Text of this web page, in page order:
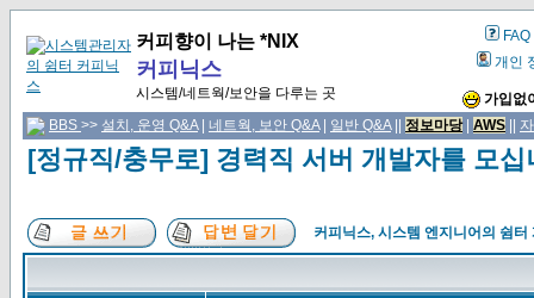
커피향이 나는 *NIX
커피닉스
시스템/네트웍/보안을 다루는 곳
FAQ
개인
가입없
BBS >> 설치, 운영 Q&A| 네트웍, 보안 Q&A| 일반 Q&A|| 정보마당| AWS
[정규직/충무로] 경력직 서버 개발자를 모십
커피닉스, 시스템 엔지니어의 쉼터